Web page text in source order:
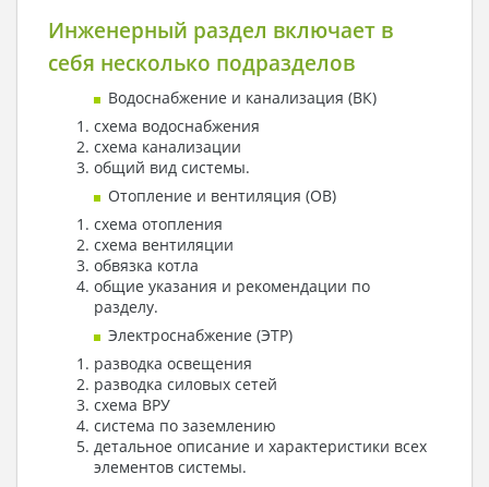
Инженерный раздел включает в
себя несколько подразделов
Водоснабжение и канализация (ВК)
схема водоснабжения
схема канализации
общий вид системы.
Отопление и вентиляция (ОВ)
схема отопления
схема вентиляции
обвязка котла
общие указания и рекомендации по
разделу.
Электроснабжение (ЭТР)
разводка освещения
разводка силовых сетей
схема ВРУ
система по заземлению
детальное описание и характеристики всех
элементов системы.